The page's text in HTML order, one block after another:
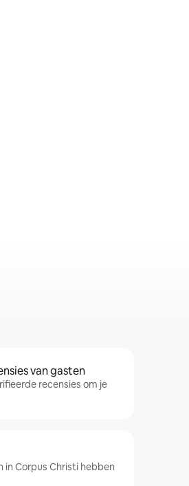
van gasten
recensies om je
in Corpus Christi hebben